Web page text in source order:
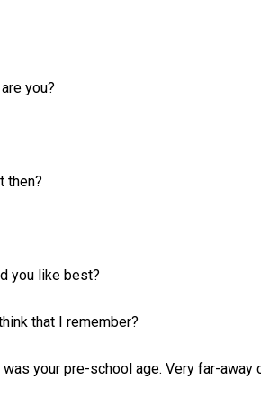
you?
then?
you like best?
that I remember?
your pre-school age. Very far-away